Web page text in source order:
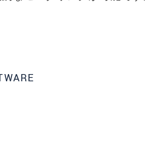
報に関するプライバシーステ